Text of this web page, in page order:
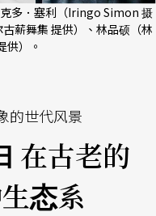
克多．塞利（Iringo Simon 摄
薪舞集 提供）、林品硕（林
供）。
的世代风景
在古老的
态系